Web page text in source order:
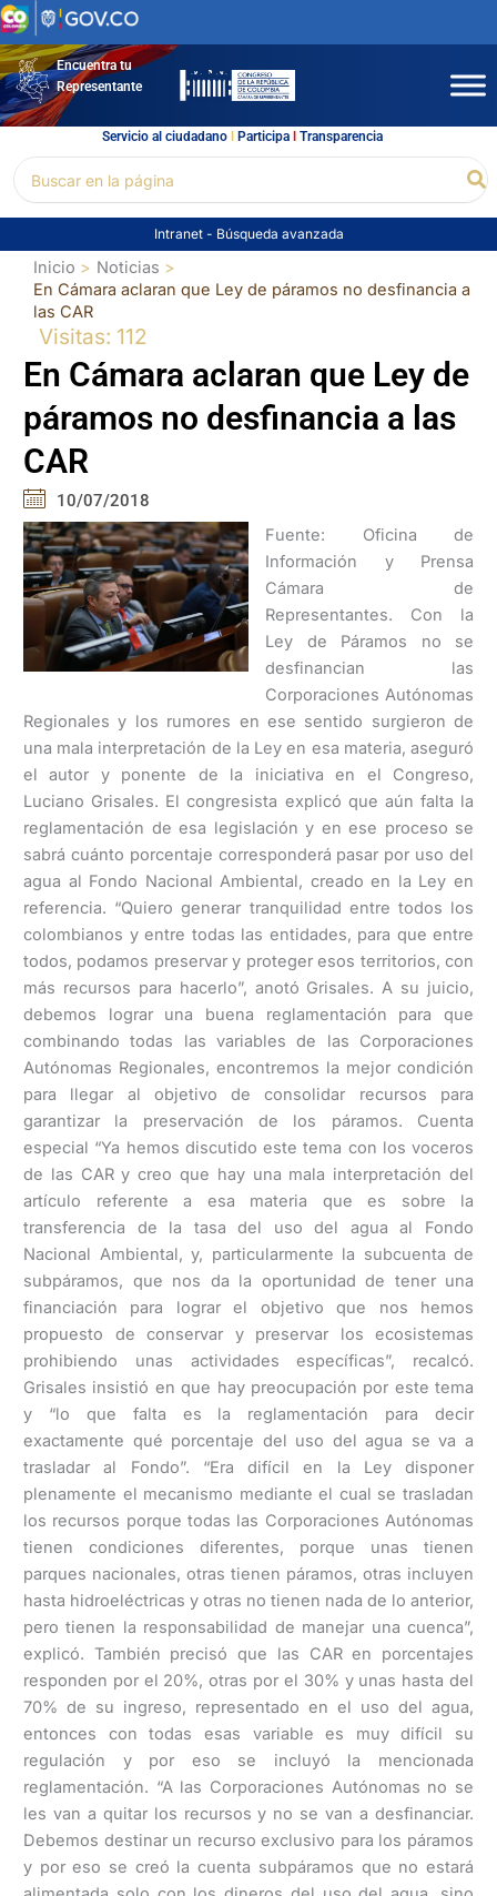
Ir
al
contenidoEncuentra tu
Representante
Servicio al ciudadano l Participal Transparencia
por:
Intranet - Búsqueda avanzada
Inicio
Noticias
En Cámara aclaran que Ley de páramos no desfinancia a
las CAR
Visitas: 112
En Cámara aclaran que Ley de
páramos no desfinancia a las
CAR
10/07/2018
Fuente: Oficina de
Información y Prensa
Cámara de
Representantes. Con la
Ley de Páramos no se
desfinancian las
Corporaciones Autónomas
Regionales y los rumores en ese sentido surgieron de
una mala interpretación de la Ley en esa materia, aseguró
el autor y ponente de la iniciativa en el Congreso,
Luciano Grisales. El congresista explicó que aún falta la
reglamentación de esa legislación y en ese proceso se
sabrá cuánto porcentaje corresponderá pasar por uso del
agua al Fondo Nacional Ambiental, creado en la Ley en
referencia. “Quiero generar tranquilidad entre todos los
colombianos y entre todas las entidades, para que entre
todos, podamos preservar y proteger esos territorios, con
más recursos para hacerlo”, anotó Grisales. A su juicio,
debemos lograr una buena reglamentación para que
combinando todas las variables de las Corporaciones
Autónomas Regionales, encontremos la mejor condición
para llegar al objetivo de consolidar recursos para
garantizar la preservación de los páramos. Cuenta
especial “Ya hemos discutido este tema con los voceros
de las CAR y creo que hay una mala interpretación del
artículo referente a esa materia que es sobre la
transferencia de la tasa del uso del agua al Fondo
Nacional Ambiental, y, particularmente la subcuenta de
subpáramos, que nos da la oportunidad de tener una
financiación para lograr el objetivo que nos hemos
propuesto de conservar y preservar los ecosistemas
prohibiendo unas actividades específicas”, recalcó.
Grisales insistió en que hay preocupación por este tema
y “lo que falta es la reglamentación para decir
exactamente qué porcentaje del uso del agua se va a
trasladar al Fondo”. “Era difícil en la Ley disponer
plenamente el mecanismo mediante el cual se trasladan
los recursos porque todas las Corporaciones Autónomas
tienen condiciones diferentes, porque unas tienen
parques nacionales, otras tienen páramos, otras incluyen
hasta hidroeléctricas y otras no tienen nada de lo anterior,
pero tienen la responsabilidad de manejar una cuenca”,
explicó. También precisó que las CAR en porcentajes
responden por el 20%, otras por el 30% y unas hasta del
70% de su ingreso, representado en el uso del agua,
entonces con todas esas variable es muy difícil su
regulación y por eso se incluyó la mencionada
reglamentación. “A las Corporaciones Autónomas no se
les van a quitar los recursos y no se van a desfinanciar.
Debemos destinar un recurso exclusivo para los páramos
y por eso se creó la cuenta subpáramos que no estará